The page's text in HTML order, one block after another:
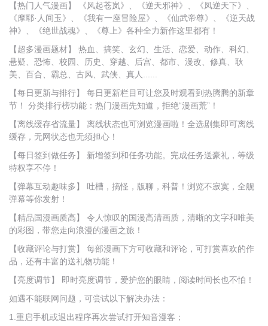
【热门人气漫画】 《风起苍岚》、《逆天邪神》、《凤逆天下》、
《摩耶·人间玉》、《我有一座冒险屋》、《仙武帝尊》、《逆天战
神》、《绝世战魂》、《尊上》各种全力新作这里都有！
【超多漫画题材】 热血、搞笑、玄幻、生活、恋爱、动作、科幻、
悬疑、恐怖、校园、历史、穿越、后宫、都市、漫改、修真、耿
美、百合、霸总、古风、武侠、真人......
【每日更新与排行】 每日更新栏目可让您及时观看到热腾腾的新章
节！ 分类排行榜功能：热门漫画先知道，拒绝“漫画荒”！
【离线缓存省流量】 离线状态也可浏览漫画啦！全选剧集即可离线
缓存，无网状态也无须担心！
【每日签到做任务】 新增签到和任务功能。完成任务送豪礼，等级
特权享不停！
【弹幕互动趣味多】 吐槽，搞怪，版聊，科普！浏览不寂寞，全舰
弹幕等你发射！
【精品国漫画质高】 令人惊叹的国漫高清画质，清晰的文字和唯美
的彩图，带您走向浪漫的漫画之旅！
【收藏评论与打赏】 每部漫画下方可收藏和评论，可打赏喜欢的作
品，还有丰富的送礼物功能！
【亮度调节】 即时亮度调节，爱护您的眼睛，阅读时间长也不怕！
如遇不能联网问题，可尝试以下解决办法：
1.重启手机或退出程序再次尝试打开知音漫客；